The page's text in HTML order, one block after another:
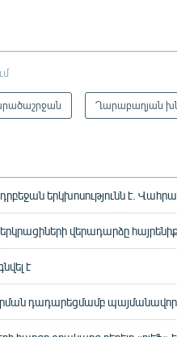
Ղարաբաղյան
երկխոսությունն է.
վերադարձը
է
դադարեցմամբ